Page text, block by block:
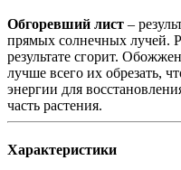
Обгоревший лист –
прямых солнечных лучей.
результате сгорит.
лучше всего их обрезать,
энергии для
часть растения.
Характеристики